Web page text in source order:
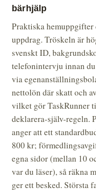
bärhjälp
Praktiska hemuppgifter
uppdrag. Tröskeln är
svenskt ID,
telefonintervju innan
via
nettolön där skatt och
vilket gör TaskRunner
deklarera-själv-regeln.
anger att ett
800 kr;
egna sidor (mellan 10
var du läser), så räkna
ger ett besked. Största